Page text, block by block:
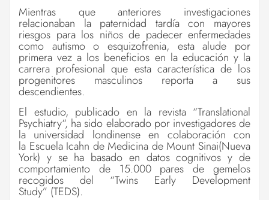
Mientras que anteriores investigaciones
relacionaban la paternidad tardía con mayores
riesgos para los niños de padecer enfermedades
como autismo o esquizofrenia, esta alude por
primera vez a los beneficios en la educación y la
carrera profesional que esta característica de los
progenitores masculinos reporta a sus
descendientes.
El estudio, publicado en la revista “Translational
Psychiatry“, ha sido elaborado por investigadores de
la universidad londinense en colaboración con
la Escuela Icahn de Medicina de Mount Sinai(Nueva
York) y se ha basado en datos cognitivos y de
comportamiento de 15.000 pares de gemelos
recogidos del “Twins Early Development
Study” (TEDS).